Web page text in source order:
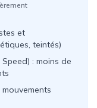
et
teintés)
: moins de